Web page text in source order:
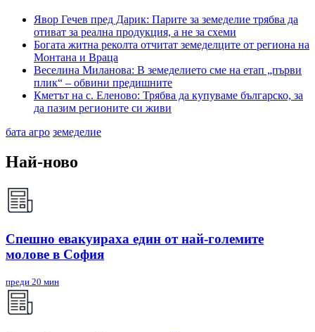
Явор Гечев пред Дарик: Парите за земеделие трябва да
отиват за реална продукция, а не за схеми
Богата житна реколта отчитат земеделците от региона на
Монтана и Враца
​Веселина Миланова: В земеделието сме на етап „първи
плик“ – обвини предишните
Кметът на с. Еленово: Трябва да купуваме българско, за
да пазим регионите си живи
бата агро земеделие
Най-ново
Спешно евакуираха един от най-големите
молове в София
преди 20 мин